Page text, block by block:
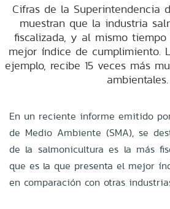
Cifras de la Superintendencia
muestran que la industria
fiscalizada, y al mismo
mejor índice de cumplimiento.
ejemplo, recibe 15 veces más
ambientales.
En un reciente informe emitido
de Medio Ambiente (SMA), se
de la salmonicultura es la más
que es la que presenta el mejor
en comparación con otras